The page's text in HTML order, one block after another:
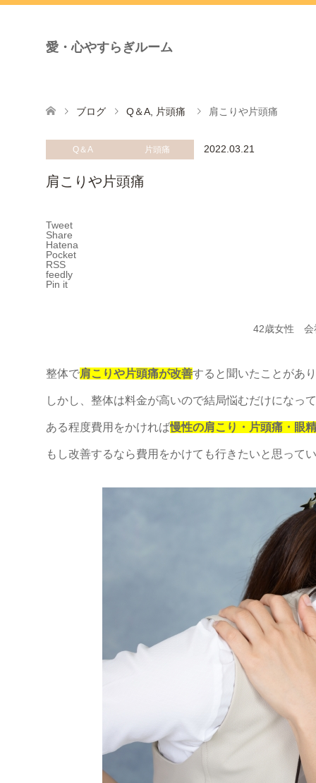
愛・心やすらぎルーム
ブログ Q＆A 片頭痛 肩こりや片頭痛
Q＆A 片頭痛 2022.03.21
肩こりや片頭痛
Tweet
Share
Hatena
Pocket
RSS
feedly
Pin it
42歳女性 会
整体で肩こりや片頭痛が改善すると聞いたことがあ
しかし、整体は料金が高いので結局悩むだけになっ
ある程度費用をかければ慢性の肩こり・片頭痛・眼
もし改善するなら費用をかけても行きたいと思って